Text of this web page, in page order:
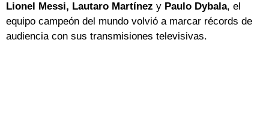
Lionel Messi, Lautaro Martínez y Paulo Dybala, el
equipo campeón del mundo volvió a marcar récords de
audiencia con sus transmisiones televisivas.